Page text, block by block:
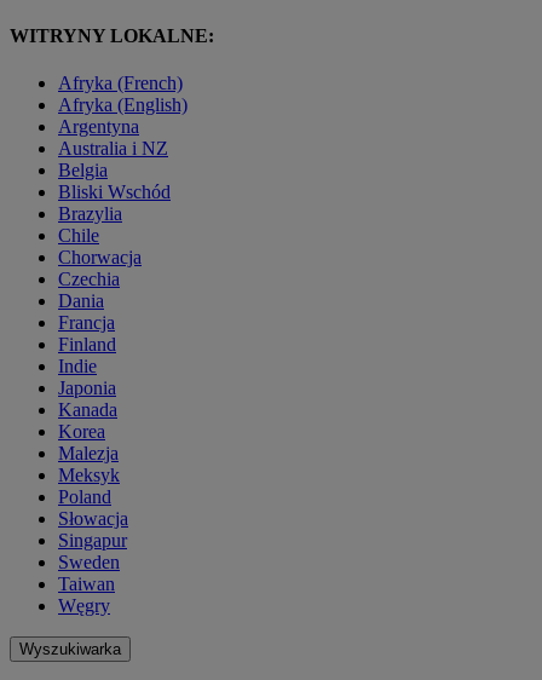
WITRYNY LOKALNE:
Afryka (French)
Afryka (English)
Argentyna
Australia i NZ
Belgia
Bliski Wschód
Brazylia
Chile
Chorwacja
Czechia
Dania
Francja
Finland
Indie
Japonia
Kanada
Korea
Malezja
Meksyk
Poland
Słowacja
Singapur
Sweden
Taiwan
Węgry
Wyszukiwarka